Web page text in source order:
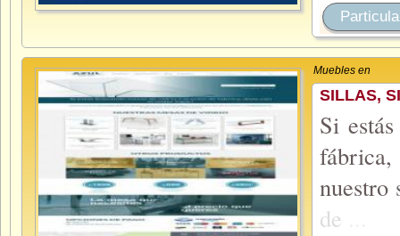
Muebles en
SILLAS,
Si
nuestro
de